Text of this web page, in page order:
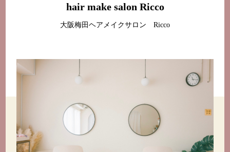
hair make salon Ricco
大阪梅田ヘアメイクサロン Ricco